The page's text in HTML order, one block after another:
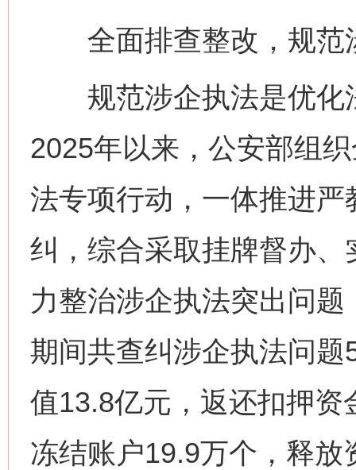
全面排查整改，规范
规范涉企执法是优化
2025年以来，公安部组
法专项行动，一体推进
纠，综合采取挂牌督办
力整治涉企执法突出问
期间共查纠涉企执法问
值13.8亿元，返还扣押
冻结账户19.9万个，释